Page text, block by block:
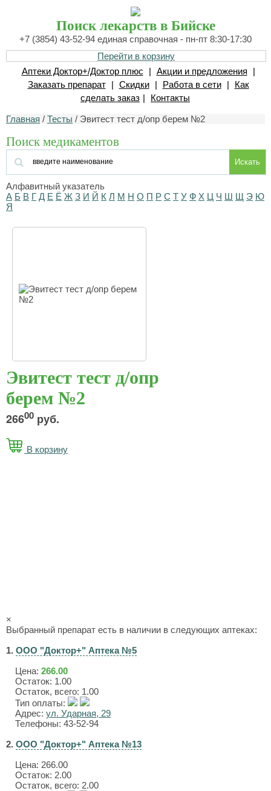
Поиск лекарств в Бийске
+7 (3854) 43-52-94 единая справочная - пн-пт 8:30-17:30
Перейти в корзину
Аптеки Доктор+/Доктор плюс
| Акции и предложения
|
Заказать препарат
| Скидки | Работа в сети |
Как
сделать заказ | Контакты
Главная / Тесты / Эвитест тест д/опр берем №2
Поиск медикаментов
Искать
Алфавитный указатель
А Б В Г Д Е Ё Ж З И Й К Л М Н О П Р С Т У Ф Х Ц Ч Ш Щ Э Ю
Я
Эвитест тест д/опр
берем №2
26600 руб.
В корзину
×
Выбранный препарат есть в наличии в следующих аптеках:
1. ООО "Доктор+" Аптека №5
Цена: 266.00
Остаток: 1.00
Остаток, всего: 1.00
Тип оплаты:
Адрес: ул. Ударная, 29
Телефоны: 43-52-94
2. ООО "Доктор+" Аптека №13
Цена: 266.00
Остаток: 2.00
Остаток, всего: 2.00